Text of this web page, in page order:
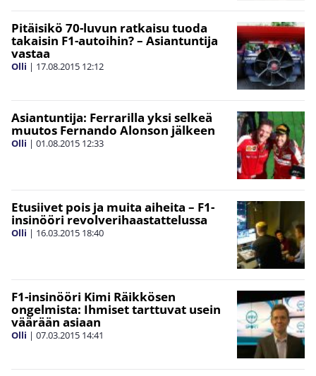
Pitäisikö 70-luvun ratkaisu tuoda
takaisin F1-autoihin? – Asiantuntija
vastaa
Olli | 17.08.2015 12:12
Asiantuntija: Ferrarilla yksi selkeä
muutos Fernando Alonson jälkeen
Olli | 01.08.2015 12:33
Etusiivet pois ja muita aiheita – F1-
insinööri revolverihaastattelussa
Olli | 16.03.2015 18:40
F1-insinööri Kimi Räikkösen
ongelmista: Ihmiset tarttuvat usein
väärään asiaan
Olli | 07.03.2015 14:41